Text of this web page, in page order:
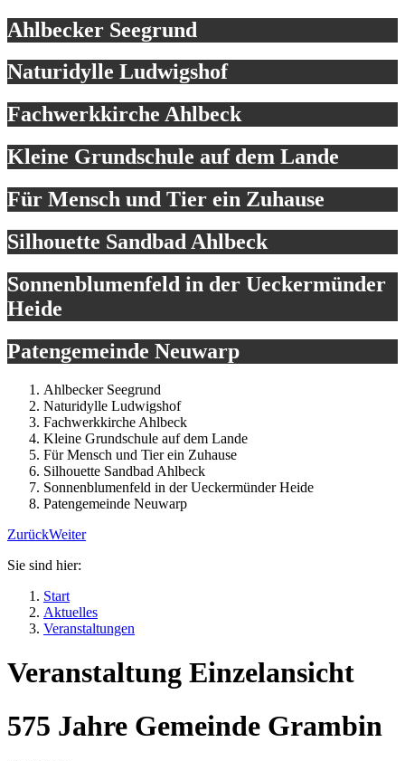
Ahlbecker Seegrund
Naturidylle Ludwigshof
Fachwerkkirche Ahlbeck
Kleine Grundschule auf dem Lande
Für Mensch und Tier ein Zuhause
Silhouette Sandbad Ahlbeck
Sonnenblumenfeld in der Ueckermünder
Heide
Patengemeinde Neuwarp
Ahlbecker Seegrund
Naturidylle Ludwigshof
Fachwerkkirche Ahlbeck
Kleine Grundschule auf dem Lande
Für Mensch und Tier ein Zuhause
Silhouette Sandbad Ahlbeck
Sonnenblumenfeld in der Ueckermünder Heide
Patengemeinde Neuwarp
ZurückWeiter
Sie sind hier:
Start
Aktuelles
Veranstaltungen
Veranstaltung Einzelansicht
575 Jahre Gemeinde Grambin